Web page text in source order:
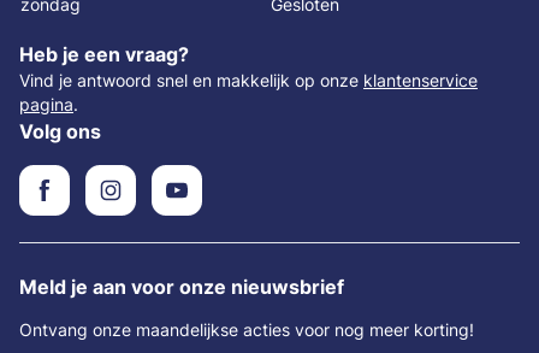
zondag
Gesloten
Heb je een vraag?
Vind je antwoord snel en makkelijk op onze klantenservice
pagina.
Volg ons
Meld je aan voor onze nieuwsbrief
Ontvang onze maandelijkse acties voor nog meer korting!